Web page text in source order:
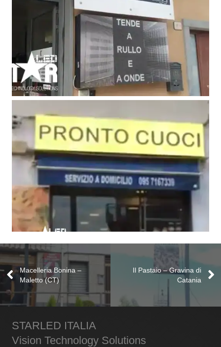
Licciardello Cento Fodere – Giarre
(CT)
Video Insegne
Pescheria Gastronomica F.lli Napoli
– Catania (CT)
Macelleria Bonina –
Maletto (CT)
Il Pastaio – Gravina di
Catania
STARLED ITALIA
Vision Technology Solutions